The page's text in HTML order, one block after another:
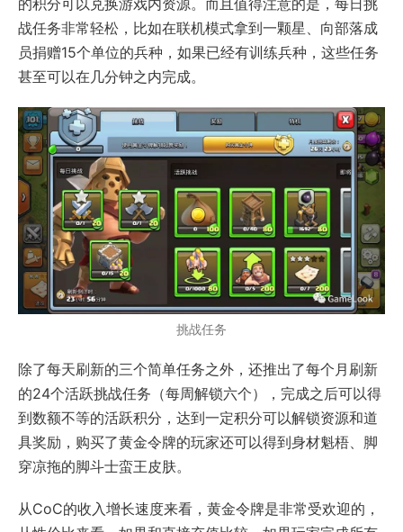
的积分可以兑换游戏内资源。而且值得注意的是，每日挑
战任务非常轻松，比如在联机模式拿到一颗星、向部落成
员捐赠15个单位的兵种，如果已经有训练兵种，这些任务
甚至可以在几分钟之内完成。
挑战任务
除了每天刷新的三个简单任务之外，还推出了每个月刷新
的24个活跃挑战任务（每周解锁六个），完成之后可以得
到数额不等的活跃积分，达到一定积分可以解锁资源和道
具奖励，购买了黄金令牌的玩家还可以得到身材魁梧、脚
穿凉拖的脚斗士蛮王皮肤。
从CoC的收入增长速度来看，黄金令牌是非常受欢迎的，